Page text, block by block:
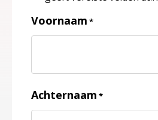
Voornaam *
Achternaam *